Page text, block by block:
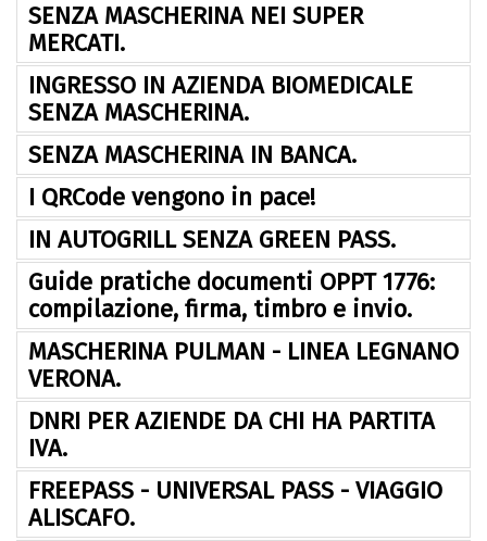
SENZA MASCHERINA NEI SUPER
MERCATI.
INGRESSO IN AZIENDA BIOMEDICALE
SENZA MASCHERINA.
SENZA MASCHERINA IN BANCA.
I QRCode vengono in pace!
IN AUTOGRILL SENZA GREEN PASS.
Guide pratiche documenti OPPT 1776:
compilazione, firma, timbro e invio.
MASCHERINA PULMAN - LINEA LEGNANO
VERONA.
DNRI PER AZIENDE DA CHI HA PARTITA
IVA.
FREEPASS - UNIVERSAL PASS - VIAGGIO
ALISCAFO.